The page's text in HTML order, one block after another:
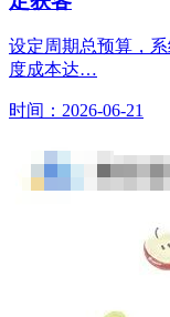
设定周期总预算，
度成本达…
时间：2026-06-21